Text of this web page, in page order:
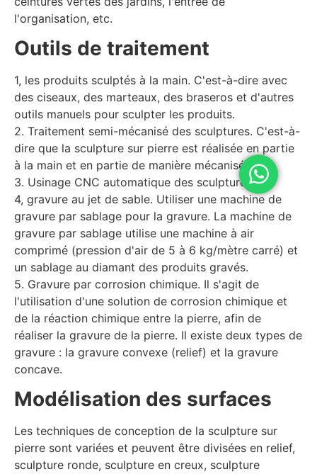
l'organisation, etc.
Outils de traitement
1, les produits sculptés à la main. C'est-à-dire avec
des ciseaux, des marteaux, des braseros et d'autres
outils manuels pour sculpter les produits.
2. Traitement semi-mécanisé des sculptures. C'est-à-
dire que la sculpture sur pierre est réalisée en partie
à la main et en partie de manière mécanisée.
3. Usinage CNC automatique des sculptures.
4, gravure au jet de sable. Utiliser une machine de
gravure par sablage pour la gravure. La machine de
gravure par sablage utilise une machine à air
comprimé (pression d'air de 5 à 6 kg/mètre carré) et
un sablage au diamant des produits gravés.
5. Gravure par corrosion chimique. Il s'agit de
l'utilisation d'une solution de corrosion chimique et
de la réaction chimique entre la pierre, afin de
réaliser la gravure de la pierre. Il existe deux types de
gravure : la gravure convexe (relief) et la gravure
concave.
Modélisation des surfaces
Les techniques de conception de la sculpture sur
pierre sont variées et peuvent être divisées en relief,
sculpture ronde, sculpture en creux, sculpture